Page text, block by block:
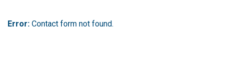
Error: Contact form not found.